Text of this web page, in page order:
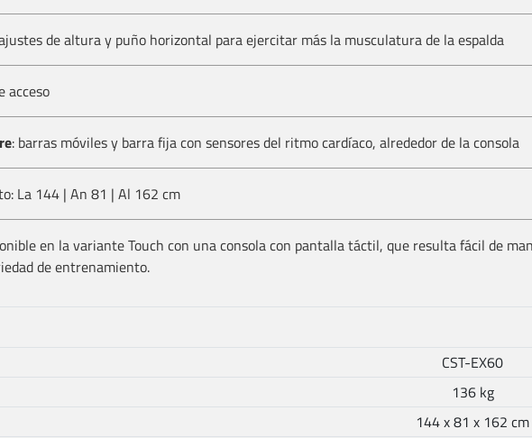
de altura y puño horizontal para ejercitar más la musculatura de la espalda
acceso
: barras móviles y barra fija con sensores del ritmo cardíaco, alrededor de la consola
La 144 | An 81 | Al 162 cm
en la variante Touch con una consola con pantalla táctil, que resulta fácil de
de entrenamiento.
CST-EX60
136 kg
144 x 81 x 162 cm